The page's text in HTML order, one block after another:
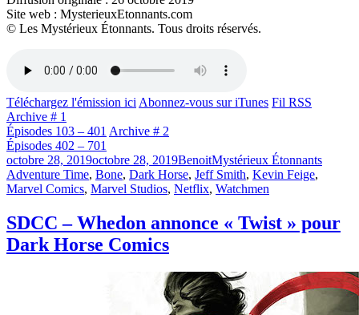
Site web : MysterieuxEtonnants.com
© Les Mystérieux Étonnants. Tous droits réservés.
Téléchargez l'émission ici Abonnez-vous sur iTunes Fil RSS
Archive # 1
Épisodes 103 – 401 Archive # 2
Épisodes 402 – 701
Publié
le
octobre 28, 2019octobre 28, 2019BenoitCatégories
Mystérieux Étonnants
Adventure Time, Bone, Dark Horse, Jeff Smith, Kevin Feige,
Marvel Comics, Marvel Studios, Netflix, Watchmen
SDCC – Whedon annonce « Twist » pour
Dark Horse Comics